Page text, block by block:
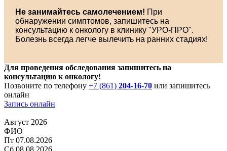
Не занимайтесь самолечением! При
обнаружении симптомов, запишитесь на
консультацию к онкологу в клинику "УРО-ПРО".
Болезнь всегда легче вылечить на ранних стадиях!
Для проведения обследования запишитесь на
консультацию к онкологу!
Позвоните по телефону +7 (861) 204-16-70 или запишитесь
онлайн
Запись онлайн
Август 2026
ФИО
Пт 07.08.2026